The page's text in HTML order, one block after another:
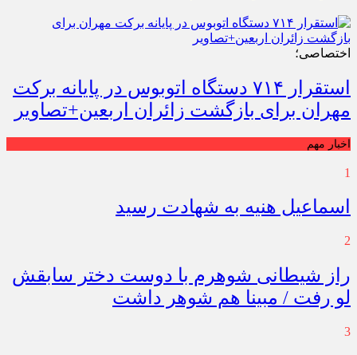
اختصاصی؛
استقرار ۷۱۴ دستگاه اتوبوس در پایانه برکت
مهران برای بازگشت زائران اربعین+تصاویر
اخبار مهم
1
اسماعیل هنیه به شهادت رسید
2
راز شیطانی شوهرم با دوست دختر سابقش
لو رفت / مبینا هم شوهر داشت
3